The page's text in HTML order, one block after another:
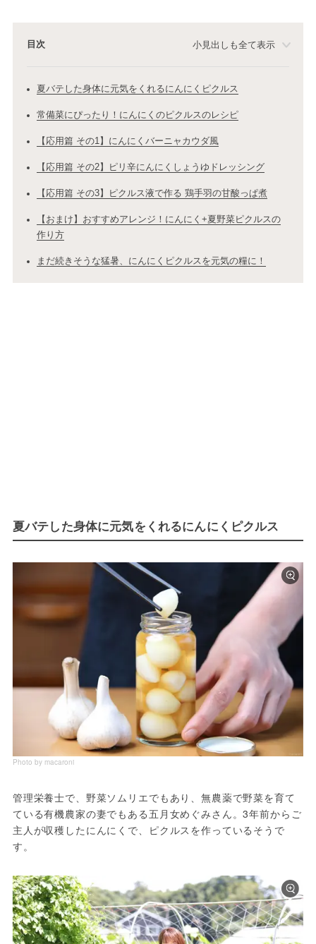
目次 小見出しも全て表示
夏バテした身体に元気をくれるにんにくピクルス
常備菜にぴったり！にんにくのピクルスのレシピ
【応用篇 その1】にんにくバーニャカウダ風
【応用篇 その2】ピリ辛にんにくしょうゆドレッシング
【応用篇 その3】ピクルス液で作る 鶏手羽の甘酸っぱ煮
【おまけ】おすすめアレンジ！にんにく+夏野菜ピクルスの
作り方
まだ続きそうな猛暑、にんにくピクルスを元気の糧に！
夏バテした身体に元気をくれるにんにくピクルス
Photo by macaroni
管理栄養士で、野菜ソムリエでもあり、無農薬で野菜を育て
ている有機農家の妻でもある五月女めぐみさん。3年前からご
主人が収穫したにんにくで、ピクルスを作っているそうで
す。